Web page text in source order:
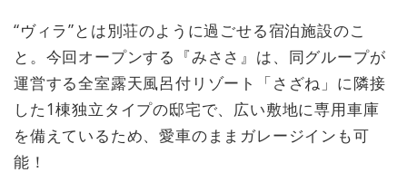
“ヴィラ”とは別荘のように過ごせる宿泊施設のこ
と。今回オープンする『みささ』は、同グループが
運営する全室露天風呂付リゾート「さざね」に隣接
した1棟独立タイプの邸宅で、広い敷地に専用車庫
を備えているため、愛車のままガレージインも可
能！